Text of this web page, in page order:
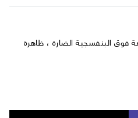
-96٪ من الأشعة فوق البنفسجية الضارة ، ظاهرة